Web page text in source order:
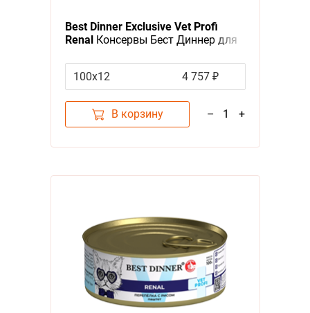
Best Dinner Exclusive Vet Profi
RenalКонсервы Бест Диннер для
упаковку)
100х12 4 757 ₽
В корзину – 1 +